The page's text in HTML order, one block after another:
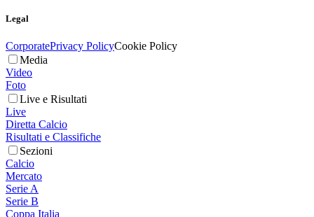
Legal
CorporatePrivacy PolicyCookie Policy
Media
Video
Foto
Live e Risultati
Live
Diretta Calcio
Risultati e Classifiche
Sezioni
Calcio
Mercato
Serie A
Serie B
Coppa Italia